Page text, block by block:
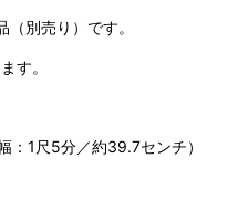
別売り）です。
す。
1尺5分／約39.7センチ）